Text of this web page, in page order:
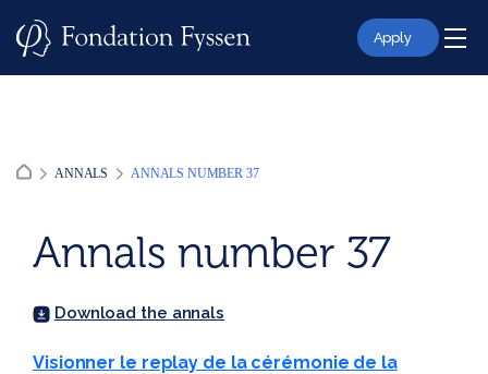
Apply
ANNALS ANNALS NUMBER 37
Annals number 37
Download the annals
Visionner le replay de la cérémonie de la